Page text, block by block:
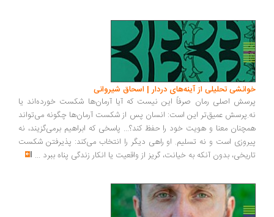
تحلیلی از آینه‌های دردار | اسحاق شیروانی
اصلی رمان صرفاً این نیست که آیا آرمان‌ها شکست خورده‌اند یا
عمیق‌تر این است: انسان پس از شکست آرمان‌ها چگونه می‌تواند
معنا و هویت خود را حفظ کند؟... پاسخی که ابراهیم برمی‌گزیند، نه
است و نه تسلیم. او راهی دیگر را انتخاب می‌کند: پذیرفتن شکست
بدون آنکه به خیانت، گریز از واقعیت یا انکار زندگی پناه ببرد...